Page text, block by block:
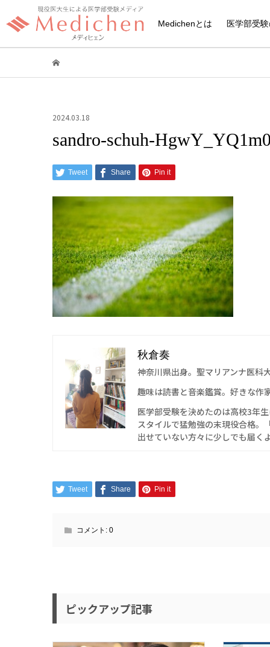
Medichenとは 医学部受
2024.03.18
sandro-schuh-
Tweet Share Pin it
秋倉奏
神奈川県出身。聖マリアンナ医科
趣味は読書と音楽鑑賞。好きな作
医学部受験を決めたのは高校3年
スタイルで猛勉強の末現役合格。
出せていない方々に少しでも届く
Tweet Share Pin it
コメント: 0
ピックアップ記事